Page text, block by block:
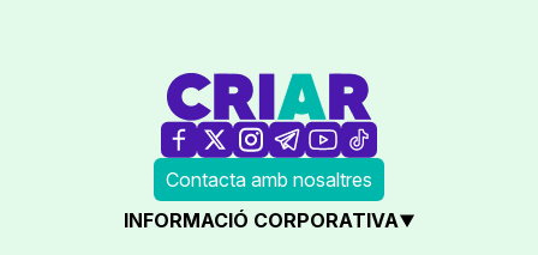
Contacta amb nosaltres
INFORMACIÓ CORPORATIVA